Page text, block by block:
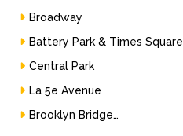
Broadway
Battery Park & Times Square
Central Park
La 5e Avenue
Brooklyn Bridge…